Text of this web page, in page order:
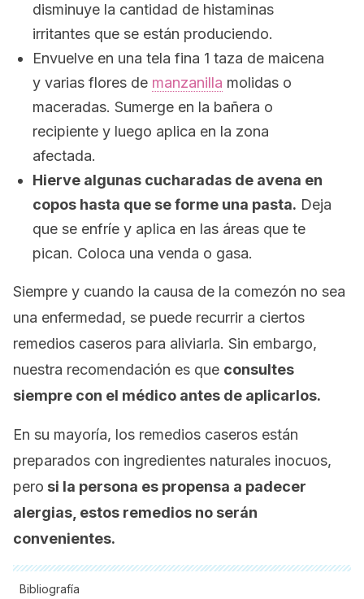
disminuye la cantidad de histaminas
irritantes que se están produciendo.
Envuelve en una tela fina 1 taza de maicena
y varias flores de manzanilla molidas o
maceradas. Sumerge en la bañera o
recipiente y luego aplica en la zona
afectada.
Hierve algunas cucharadas de avena en
copos hasta que se forme una pasta. Deja
que se enfríe y aplica en las áreas que te
pican. Coloca una venda o gasa.
Siempre y cuando la causa de la comezón no sea
una enfermedad, se puede recurrir a ciertos
remedios caseros para aliviarla. Sin embargo,
nuestra recomendación es que consultes
siempre con el médico antes de aplicarlos.
En su mayoría, los remedios caseros están
preparados con ingredientes naturales inocuos,
pero si la persona es propensa a padecer
alergias, estos remedios no serán
convenientes.
Bibliografía